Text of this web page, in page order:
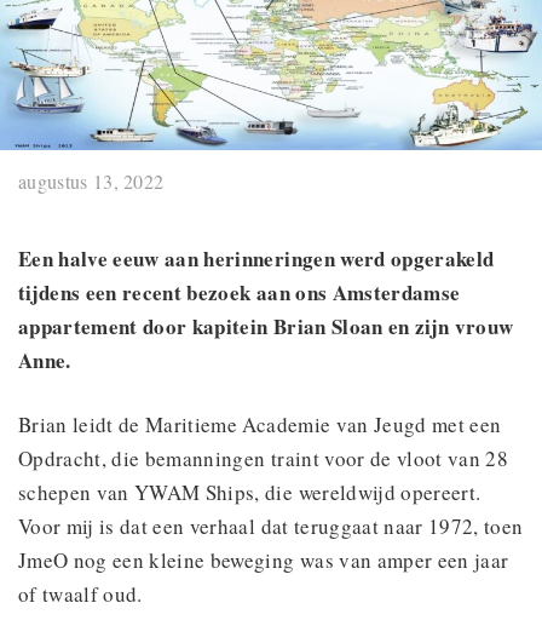
augustus 13, 2022
Een halve eeuw aan herinneringen werd opgerakeld
tijdens een recent bezoek aan ons Amsterdamse
appartement door kapitein Brian Sloan en zijn vrouw
Anne.
Brian leidt de Maritieme Academie van Jeugd met een
Opdracht, die bemanningen traint voor de vloot van 28
schepen van YWAM Ships, die wereldwijd opereert.
Voor mij is dat een verhaal dat teruggaat naar 1972, toen
JmeO nog een kleine beweging was van amper een jaar
of twaalf oud.